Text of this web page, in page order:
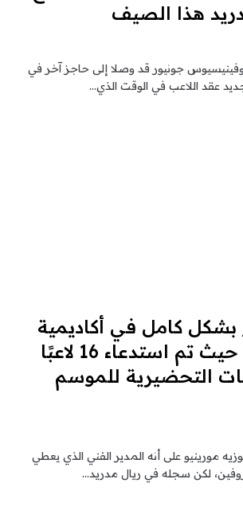
هذا الصيف
وفينيسيوس جونيور قد وصلا إلى حاجز آخر في
عقد اللاعب في الوقت الذي…
بشكل كامل في أكاديمية
ريال مدريد، حيث تم استدعاء 16 لاعبًا
التحضيرية للموسم
مورينيو على أنه المدير الفني الذي يعطي
لكن سجله في ريال مدريد…